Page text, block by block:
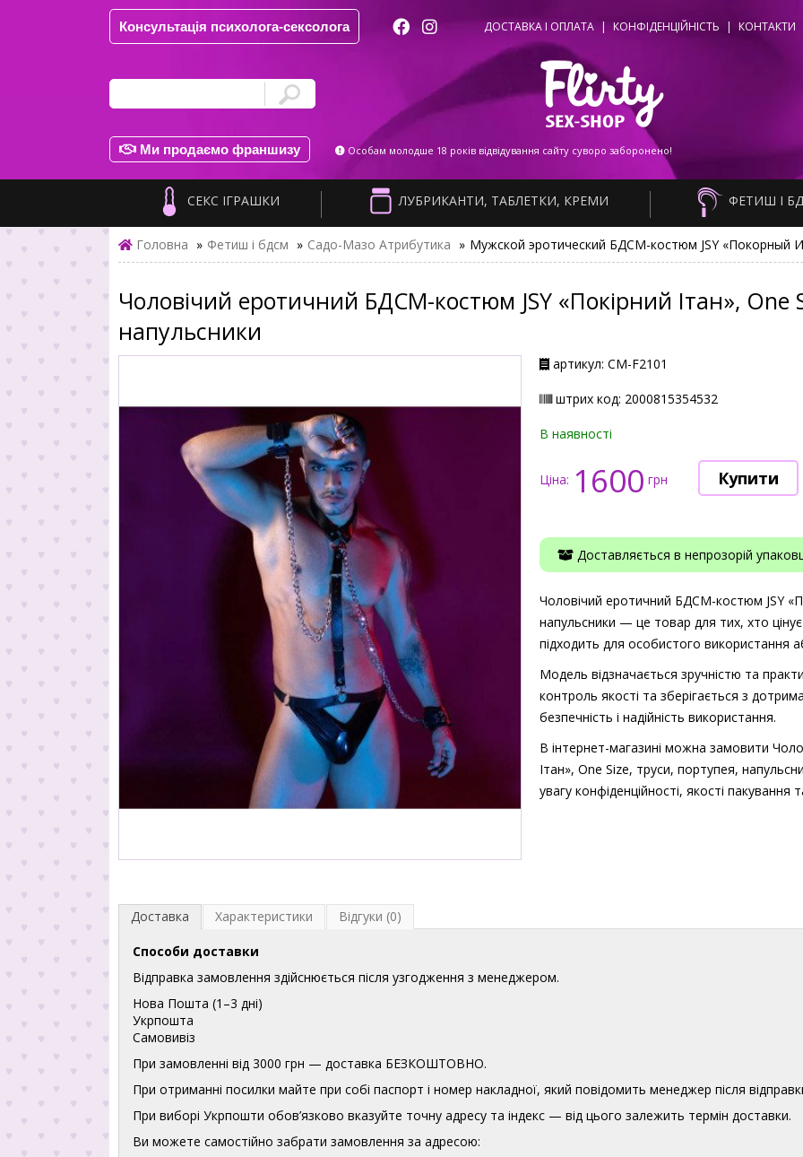
Консультація психолога-сексолога ДОСТАВКА І ОПЛАТА | КОНФІДЕНЦІЙНІСТЬ | КОНТАКТИ
Ми продаємо франшизу Особам молодше 18 років відвідування сайту суворо заборонено!
СЕКС ІГРАШКИ ЛУБРИКАНТИ, ТАБЛЕТКИ, КРЕМИ ФЕТИШ І
Головна » Фетиш і бдсм » Садо-Мазо Атрибутика » Мужской эротический БДСМ-костюм JSY «Покорный
Чоловічий еротичний БДСМ-костюм JSY «Покірний Ітан», One
напульсники
артикул: СМ-F2101
штрих код: 2000815354532
В наявності
Ціна: 1600 грн
Доставляється в непрозорій
Чоловічий еротичний БДСМ-костюм JSY
напульсники — це товар для тих, хто
підходить для особистого використання
Модель відзначається зручністю та
контроль якості та зберігається з
безпечність і надійність використання.
В інтернет-магазині можна замовити
Ітан», One Size, труси, портупея,
увагу конфіденційності, якості
Доставка Характеристики Відгуки (0)
Способи доставки
Відправка замовлення здійснюється після узгодження з менеджером.
Нова Пошта (1–3 дні)
Укрпошта
Самовивіз
При замовленні від 3000 грн — доставка БЕЗКОШТОВНО.
При отриманні посилки майте при собі паспорт і номер накладної, який повідомить менеджер після
При виборі Укрпошти обов’язково вказуйте точну адресу та індекс — від цього залежить термін доставки.
Ви можете самостійно забрати замовлення за адресою: